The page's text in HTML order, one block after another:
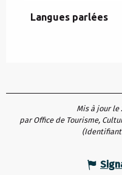
Langues parlées
Langues parlées
Mis à jour le
par Office de Tourisme,